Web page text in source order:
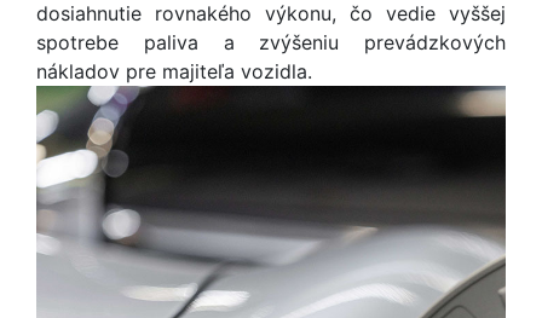
dosiahnutie rovnakého výkonu, čo vedie vyššej
spotrebe paliva a zvýšeniu prevádzkových
nákladov pre majiteľa vozidla.